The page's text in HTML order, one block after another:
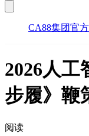
CA88集团官
2026人工
步履》鞭
阅读